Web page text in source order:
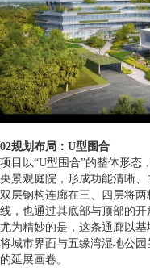
02规划布局：U型围合
项目以“U型围合”的整体形态
央景观庭院，形成功能清晰、
双层钢构连廊在三、四层将
线，也通过其底部与顶部的开
尤为精妙的是，这条通廊以
将城市界面与五缘湾湿地公
的延展画卷。